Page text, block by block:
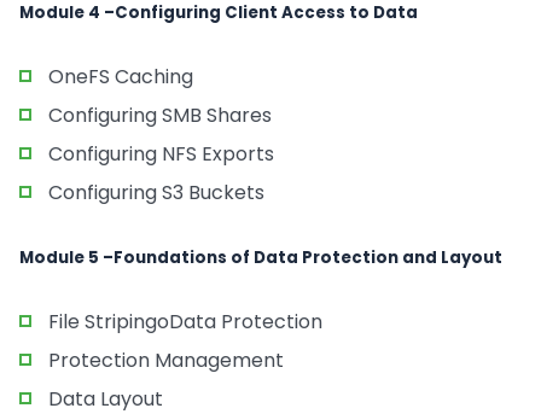
Module 4 –Configuring Client Access to Data
OneFS Caching
Configuring SMB Shares
Configuring NFS Exports
Configuring S3 Buckets
Module 5 –Foundations of Data Protection and Layout
File StripingoData Protection
Protection Management
Data Layout